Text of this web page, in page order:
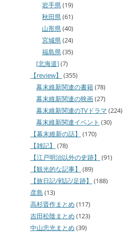
岩手県(19)
秋田県(61)
山形県(40)
宮城県(24)
福島県(35)
[北海道](7)
【review】
(355)
幕末維新関連の書籍(78)
幕末維新関連の映画(27)
幕末維新関連のTVドラマ (224)
幕末維新関連イベント (30)
【幕末維新の話】
(170)
【雑記】
(78)
【江戸明治以外の史跡】
(91)
【観光的な記事】
(89)
【旅日記/戦記/足跡】
(188)
彦島 (13)
高杉晋作まとめ (117)
吉田松陰まとめ (123)
中山忠光まとめ (39)